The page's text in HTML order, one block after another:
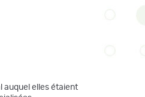
auquel elles étaient